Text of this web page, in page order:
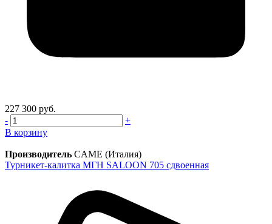
227 300 руб.
-
+
В корзину
Производитель CAME (Италия)
Турникет-калитка МГН SALOON 705 сдвоенная